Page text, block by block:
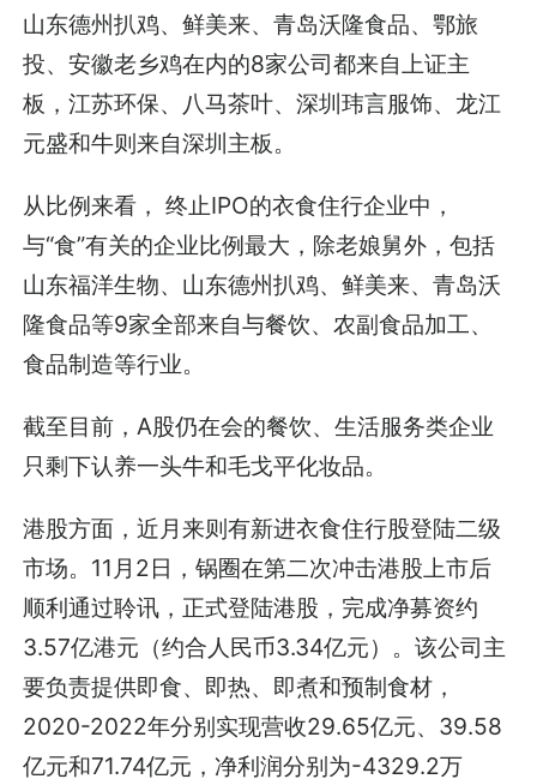
山东德州扒鸡、鲜美来、青岛沃隆食品、鄂旅
投、安徽老乡鸡在内的8家公司都来自上证主
板，江苏环保、八马茶叶、深圳玮言服饰、龙江
元盛和牛则来自深圳主板。
从比例来看， 终止IPO的衣食住行企业中，
与“食”有关的企业比例最大，除老娘舅外，包括
山东福洋生物、山东德州扒鸡、鲜美来、青岛沃
隆食品等9家全部来自与餐饮、农副食品加工、
食品制造等行业。
截至目前，A股仍在会的餐饮、生活服务类企业
只剩下认养一头牛和毛戈平化妆品。
港股方面，近月来则有新进衣食住行股登陆二级
市场。11月2日，锅圈在第二次冲击港股上市后
顺利通过聆讯，正式登陆港股，完成净募资约
3.57亿港元（约合人民币3.34亿元）。该公司主
要负责提供即食、即热、即煮和预制食材，
2020-2022年分别实现营收29.65亿元、39.58
亿元和71.74亿元，净利润分别为-4329.2万